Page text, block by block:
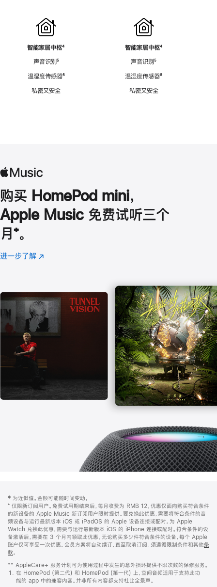
智能家居中枢脚
⁴
声音识别脚
⁵
温湿度传感器脚
⁶
私密又安全
智能家居中枢脚
⁴
声音识别脚
⁵
温湿度传感器脚
⁶
私密又安全
购买 HomePod mini，
Apple Music 免费试听三个
月 脚
注
⁺。
进一步了解 Apple
(在
口
中
打
开)
页
页
脚
注
‡ 为近似值。金额可能随时间变动。
⁺ 仅限新订阅用户。免费试用期结束后，每月收费为 RMB 12。优惠仅面向购买符合条件
的新设备的 Apple Music 新订阅用户限时提供。要兑换此优惠，需要将符合条件的音
频设备与运行最新版本 iOS 或 iPadOS 的 Apple 设备连接或配对。为 Apple
Watch 兑换此优惠，需要与运行最新版本 iOS 的 iPhone 连接或配对。符合条件的设
备激活后，需要在 3 个月内领取此优惠。无论购买多少件符合条件的设备，每个 Apple
账户仅可享受一次优惠。会员方案将自动续订，直至取消订阅。须遵循限制条件和其他条
款。
窗
口
中
** AppleCare+ 服务计划可为使用过程中发生的意外损坏提供不限次数的保修服务。
在 HomePod (第二代) 和 HomePod (第一代) 上，空间音频适用于支持此功
能的 app 中的兼容内容。并非所有内容都支持杜比全景声。